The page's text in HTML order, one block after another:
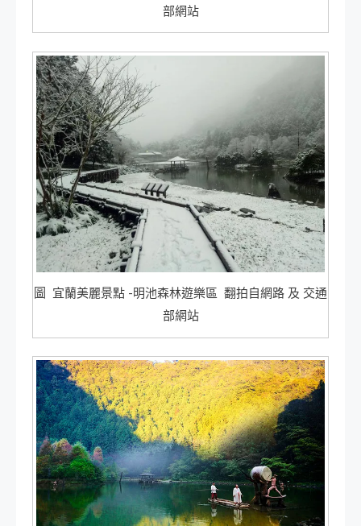
部網站
圖 宜蘭美麗景點 -明池森林遊樂區 翻拍自網路 及 交通
部網站